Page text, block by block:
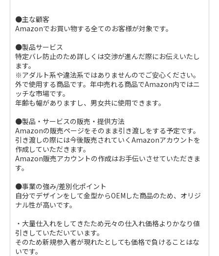
●主な顧客
Amazonでお買い物する全てのお客様が対象です。
●製品サービス
特定バレ防止のため詳しくは交渉が進んだ際にお伝えいたし
ます。
※アダルト系や違法系ではありませんのでご安心ください。
外で使用する商品です。年中売れる商品でAmazon内ではニ
ッチな市場です。
年齢も幅がありますし、男女共に使用できます。
●製品・サービスの販売・提供方法
Amazonの販売ページをそのまま引き渡しをする予定です。
引き渡しの際には今後販売されていくAmazonアカウントを
作成していただきます。
Amazon販売アカウントの作成はお手伝いさせていただきま
す。
●事業の強み/差別化ポイント
自分でデザインをして金型からOEMした商品のため、オリジ
ナル性が高いです。
・大量仕入れをしてきたため元々の仕入れ価格よりかなり値
引きしていただいています。
そのため新規参入者が現れたとしても価格で負けることはな
いです。